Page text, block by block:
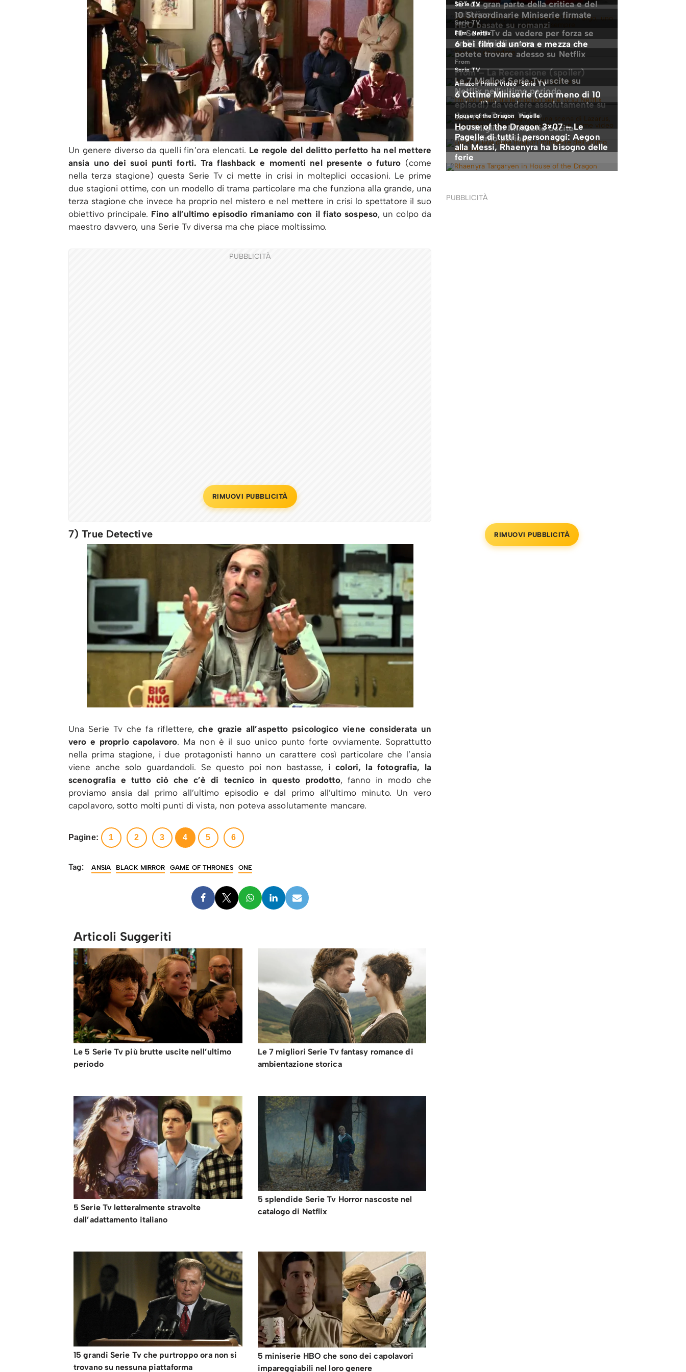
Un genere diverso da quelli fin’ora elencati. Le regole del delitto perfetto ha nel mettere
ansia uno dei suoi punti forti. Tra flashback e momenti nel presente o futuro (come
nella terza stagione) questa Serie Tv ci mette in crisi in molteplici occasioni. Le prime
due stagioni ottime, con un modello di trama particolare ma che funziona alla grande, una
terza stagione che invece ha proprio nel mistero e nel mettere in crisi lo spettatore il suo
obiettivo principale. Fino all’ultimo episodio rimaniamo con il fiato sospeso, un colpo da
maestro davvero, una Serie Tv diversa ma che piace moltissimo.
PUBBLICITÀ
RIMUOVI PUBBLICITÀ
7) True Detective
Una Serie Tv che fa riflettere, che grazie all’aspetto psicologico viene considerata un
vero e proprio capolavoro. Ma non è il suo unico punto forte ovviamente. Soprattutto
nella prima stagione, i due protagonisti hanno un carattere così particolare che l’ansia
viene anche solo guardandoli. Se questo poi non bastasse, i colori, la fotografia, la
scenografia e tutto ciò che c’è di tecnico in questo prodotto, fanno in modo che
proviamo ansia dal primo all’ultimo episodio e dal primo all’ultimo minuto. Un vero
capolavoro, sotto molti punti di vista, non poteva assolutamente mancare.
Pagine: 1 2 3 4 5 6
Tag: ANSIA BLACK MIRROR GAME OF THRONES ONE
Articoli Suggeriti
Le 5 Serie Tv più brutte uscite nell’ultimo
periodo
Le 7 migliori Serie Tv fantasy romance di
ambientazione storica
5 Serie Tv letteralmente stravolte
dall’adattamento italiano
5 splendide Serie Tv Horror nascoste nel
catalogo di Netflix
15 grandi Serie Tv che purtroppo ora non si
trovano su nessuna piattaforma
5 miniserie HBO che sono dei capolavori
impareggiabili nel loro genere
PUBBLICITÀ
RIMUOVI PUBBLICITÀ